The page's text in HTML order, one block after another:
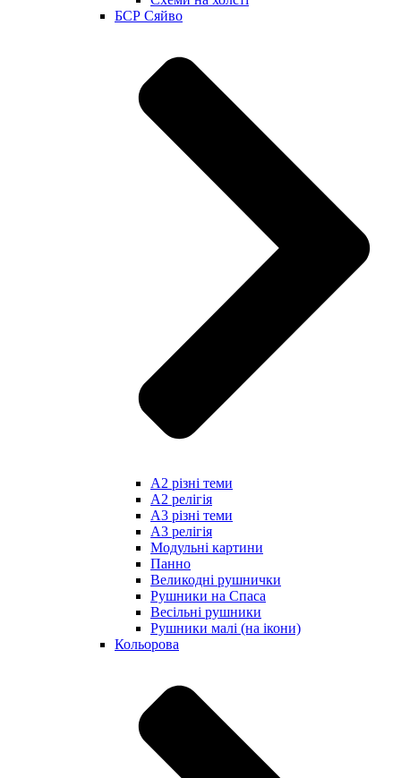
БСР Сяйво
А2 різні теми
А2 релігія
А3 різні теми
А3 релігія
Модульні картини
Панно
Великодні рушнички
Рушники на Спаса
Весільні рушники
Рушники малі (на ікони)
Кольорова